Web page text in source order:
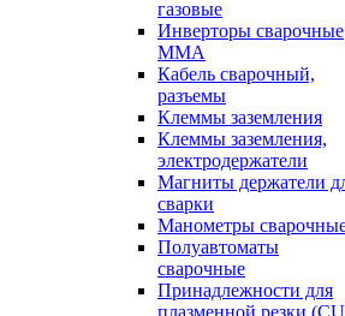
газовые
Инверторы сварочные
ММА
Кабель сварочный,
разъемы
Клеммы заземления
Клеммы заземления,
электродержатели
Магниты держатели
сварки
Манометры
Полуавтоматы
сварочные
Принадлежности для
плазменной резки